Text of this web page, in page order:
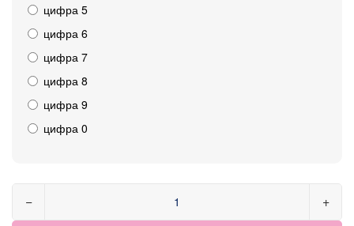
цифра 5
цифра 6
цифра 7
цифра 8
цифра 9
цифра 0
− +